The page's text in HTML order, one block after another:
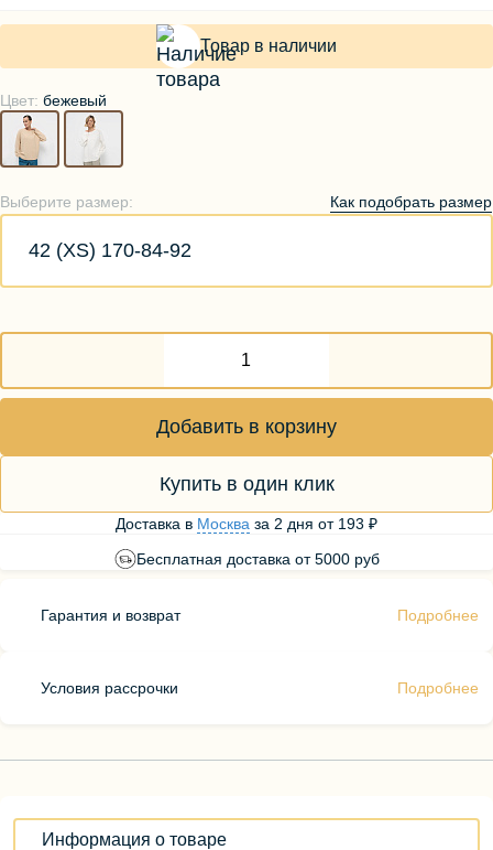
Цвет: бежевый
Выберите размер: Как подобрать размер
42 (XS) 170-84-92
Товар в наличии
Добавить в корзину
Купить в один клик
Доставка в Москва за 2 дня от 193 ₽
Бесплатная доставка от 5000 руб
Гарантия и возврат Подробнее
Условия рассрочки Подробнее
Информация о товаре